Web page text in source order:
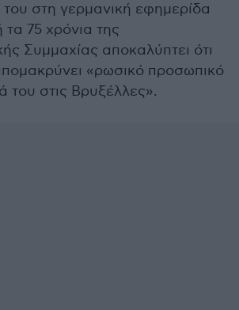
στη γερμανική εφημερίδα
75 χρόνια της
Συμμαχίας αποκαλύπτει ότι
«ρωσικό προσωπικό
του στις Βρυξέλλες».